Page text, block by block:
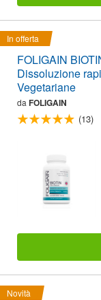
In offerta
FOLIGAIN
Dissoluzione
Vegetariane
da FOLIGAIN
(13)
Novità